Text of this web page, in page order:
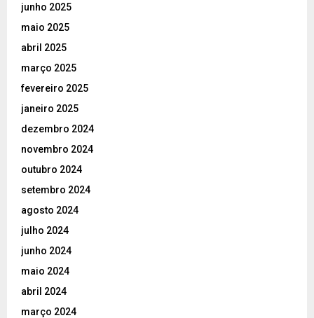
junho 2025
maio 2025
abril 2025
março 2025
fevereiro 2025
janeiro 2025
dezembro 2024
novembro 2024
outubro 2024
setembro 2024
agosto 2024
julho 2024
junho 2024
maio 2024
abril 2024
março 2024